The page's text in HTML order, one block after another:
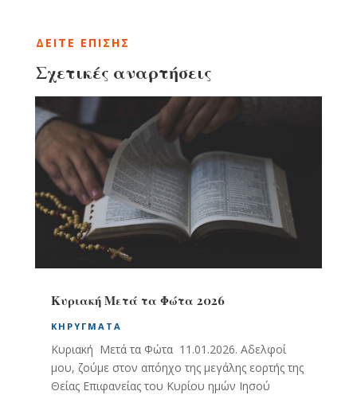
ΔΕΙΤΕ ΕΠΙΣΗΣ
Σχετικές αναρτήσεις
Κυριακή Μετά τα Φώτα 2026
ΚΗΡΎΓΜΑΤΑ
Κυριακή Μετά τα Φώτα 11.01.2026. Αδελφοί
μου, ζούμε στον απόηχο της μεγάλης εορτής της
Θείας Επιφανείας του Κυρίου ημών Ιησού